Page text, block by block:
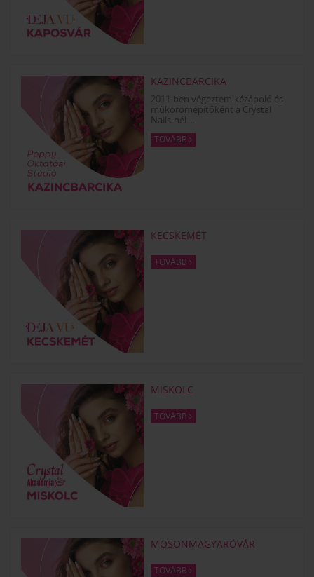
KAZINCBARCIKA
2011-ben végeztem kézápoló és
műkörömépítőként a Crystal
Nails-nél....
TOVÁBB
KECSKEMÉT
TOVÁBB
MISKOLC
TOVÁBB
MOSONMAGYARÓVÁR
TOVÁBB